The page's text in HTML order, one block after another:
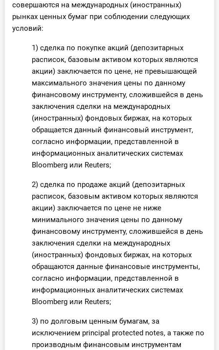
совершаются на международных (иностранных)
рынках ценных бумаг при соблюдении следующих
условий:
1) сделка по покупке акций (депозитарных
расписок, базовым активом которых являются
акции) заключается по цене, не превышающей
максимального значения цены по данному
финансовому инструменту, сложившейся в день
заключения сделки на международных
(иностранных) фондовых биржах, на которых
обращается данный финансовый инструмент,
согласно информации, представленной в
информационных аналитических системах
Bloomberg или Reuters;
2) сделка по продаже акций (депозитарных
расписок, базовым активом которых являются
акции) заключается по цене не ниже
минимального значения цены по данному
финансовому инструменту, сложившейся в день
заключения сделки на международных
(иностранных) фондовых биржах, на которых
обращаются данные финансовые инструменты,
согласно информации, представленной в
информационных аналитических системах
Bloomberg или Reuters;
3) по долговым ценным бумагам, за
исключением principal protected notes, а также по
производным финансовым инструментам